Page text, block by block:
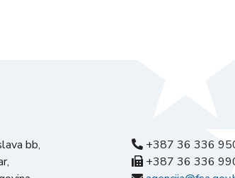
bb,
+387 36 336
+387 36 336